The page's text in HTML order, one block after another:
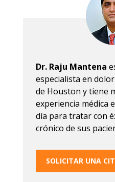
Dr. Raju Mantena
especialista en
de Houston y tiene
experiencia médica
día para tratar con
crónico de sus
SOLICITAR UNA